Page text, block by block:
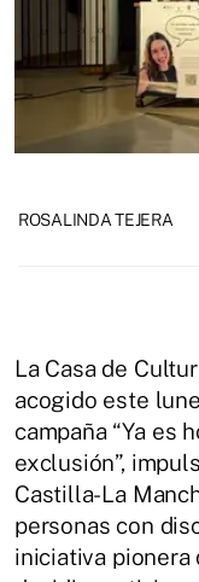
ROSALINDA TEJERA
La Casa de
acogido este
campaña “Ya es
exclusión”,
Castilla-La
personas con
iniciativa pionera